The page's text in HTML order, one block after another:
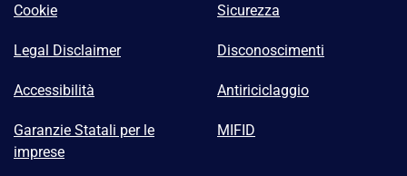
Cookie Sicurezza
Legal Disclaimer Disconoscimenti
Accessibilità Antiriciclaggio
Garanzie Statali per le
imprese
MIFID